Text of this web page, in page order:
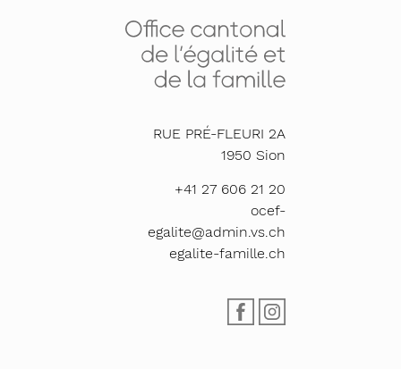
RUE PRÉ-FLEURI 2A
1950 Sion
+41 27 606 21 20
ocef-
egalite@admin.vs.ch
egalite-famille.ch